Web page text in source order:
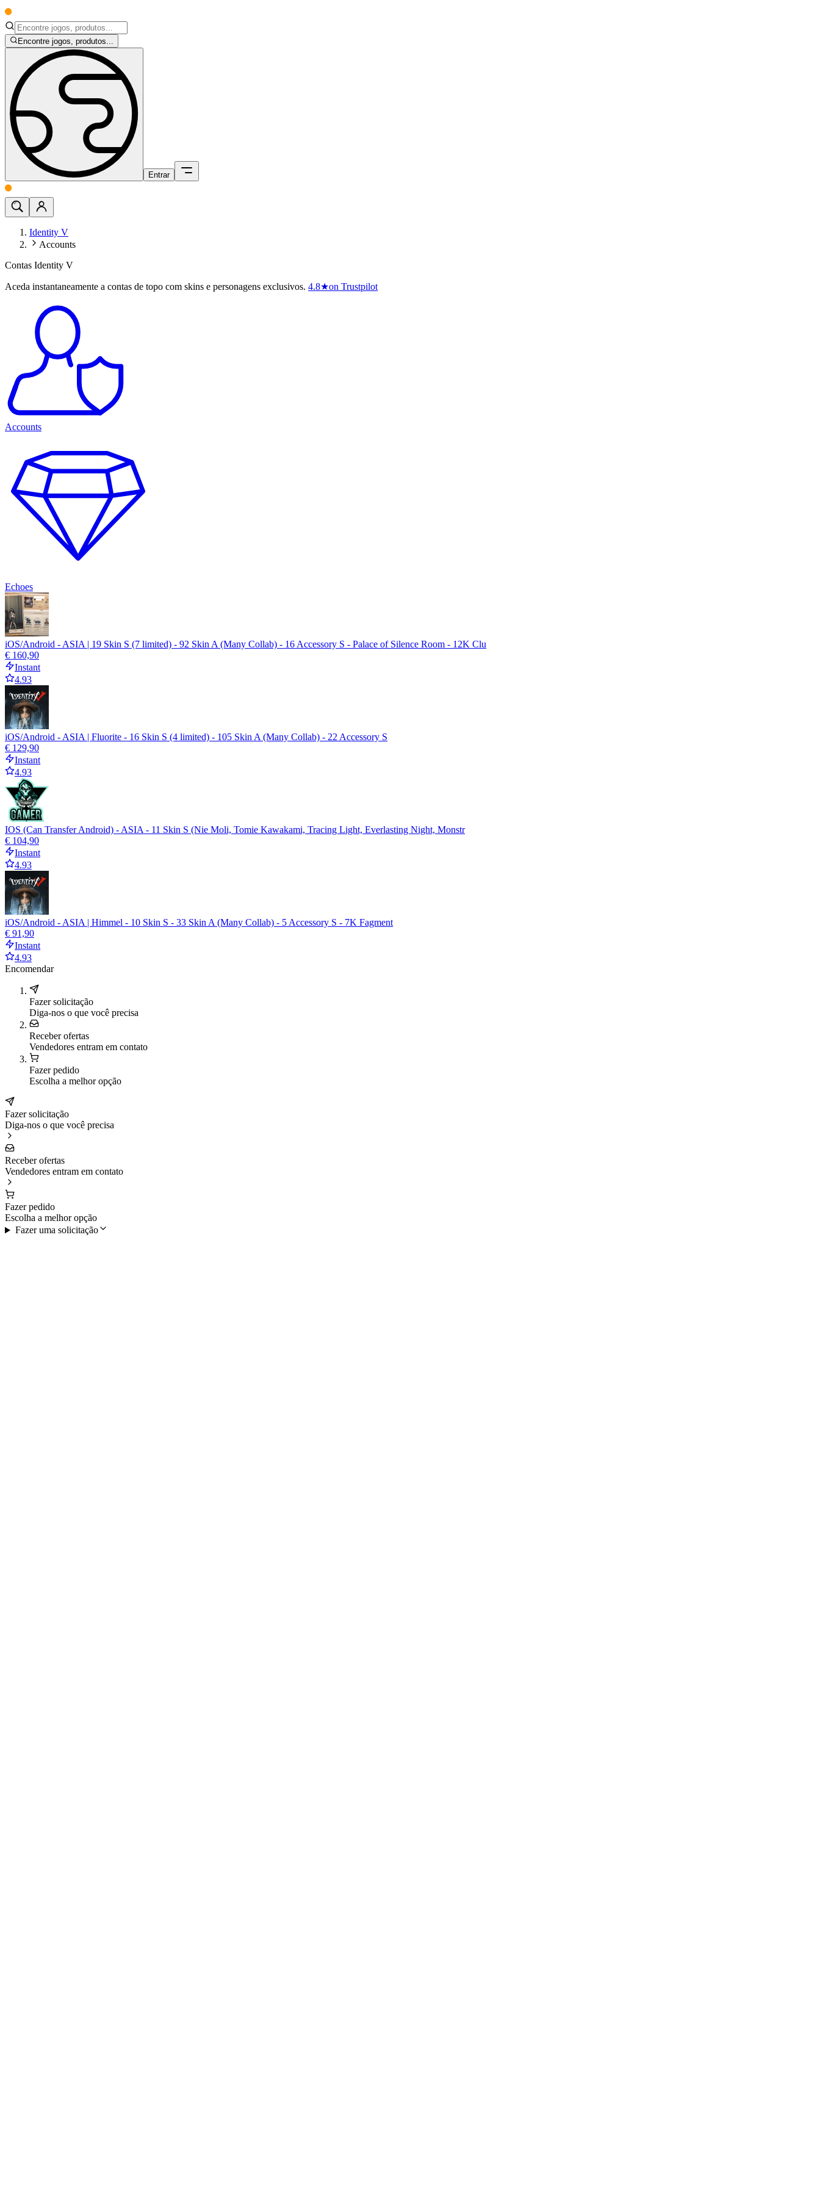
Encontre jogos, produtos...
Entrar
Identity V
Accounts
Contas Identity V
Aceda instantaneamente a contas de topo com skins e personagens exclusivos. 4.8★on Trustpilot
Accounts
Echoes
iOS/Android - ASIA | 19 Skin S (7 limited) - 92 Skin A (Many Collab) - 16 Accessory S - Palace of Silence Room - 12K Clu
€ 160,90
Instant
4.93
iOS/Android - ASIA | Fluorite - 16 Skin S (4 limited) - 105 Skin A (Many Collab) - 22 Accessory S
€ 129,90
Instant
4.93
IOS (Can Transfer Android) - ASIA - 11 Skin S (Nie Moli, Tomie Kawakami, Tracing Light, Everlasting Night, Monstr
€ 104,90
Instant
4.93
iOS/Android - ASIA | Himmel - 10 Skin S - 33 Skin A (Many Collab) - 5 Accessory S - 7K Fagment
€ 91,90
Instant
4.93
Encomendar
Fazer solicitação
Diga-nos o que você precisa
Receber ofertas
Vendedores entram em contato
Fazer pedido
Escolha a melhor opção
Fazer solicitação
Diga-nos o que você precisa
Receber ofertas
Vendedores entram em contato
Fazer pedido
Escolha a melhor opção
Fazer uma solicitação